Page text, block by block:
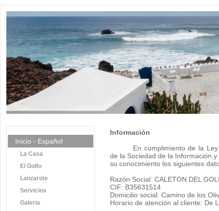
Inicio - Español
La Casa
El Golfo
Lanzarote
Servicios
Galeria
Información
En cumplimiento de la
de la Sociedad de la Información
su conocimiento los siguientes
Razón Social: CALETON DEL
CIF: B35631514
Domicilio social: Camino de los
Horario de atención al cliente: De